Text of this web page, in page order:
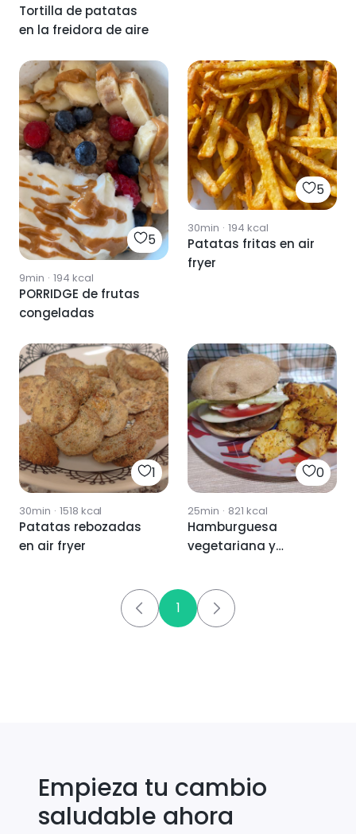
Tortilla de patatas
en la freidora de aire
5
9min · 194 kcal
PORRIDGE de frutas
congeladas
5
30min · 194 kcal
Patatas fritas en air
fryer
1
30min · 1518 kcal
Patatas rebozadas
en air fryer
0
25min · 821 kcal
Hamburguesa
vegetariana y
1
Empieza tu cambio
saludable ahora